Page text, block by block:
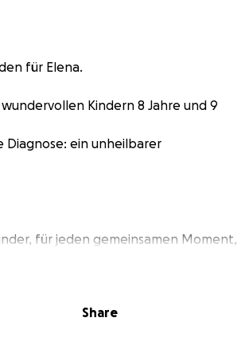
für Elena.
Kindern 8 Jahre und 9
Diagnose: ein unheilbarer
für jeden gemeinsamen Moment,
Grenzen.
Share